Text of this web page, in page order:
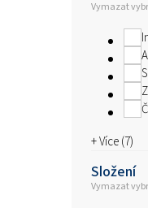
Vymazat
+ Více (7)
Složení
Vymazat